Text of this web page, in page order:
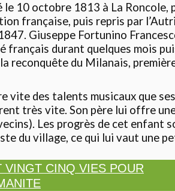
le 10 octobre 1813 à La Roncole,
française, puis repris par
Giuseppe Fortunino
français durant quelques mois
la reconquête du Milanais,
vite des talents musicaux que
très vite. Son père lui offre
Les progrès de cet enfant
du village, ce qui lui vaut une
VINGT CINQ VIES POUR